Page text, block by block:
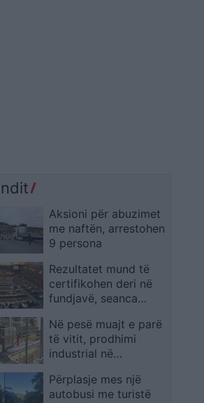
Aksioni për abuzimet
me naftën, arrestohen
9 persona
Rezultatet mund të
certifikohen deri në
fundjavë, seanca
vendimit të Supremes
Në pesë muajt e parë
të vitit, prodhimi
industrial në
0.3 përqind
Përplasje mes një
autobusi me turistë